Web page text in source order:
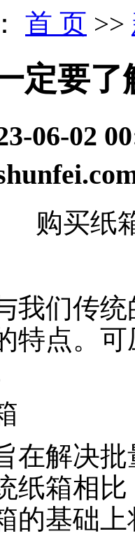
首 页 >>
定要
06-02
买纸箱
们传统
特点。
解决批
纸箱相
的基础